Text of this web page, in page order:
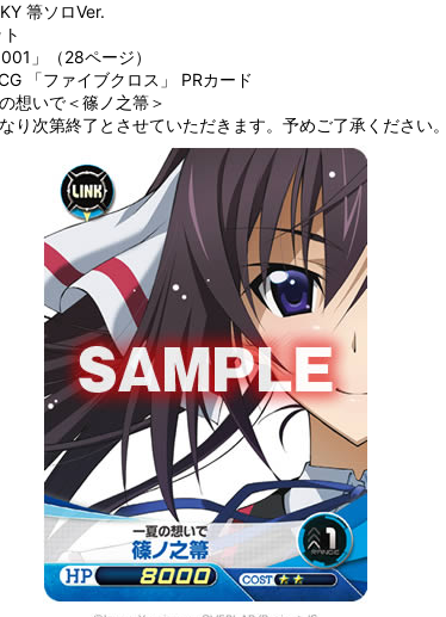
箒ソロVer.
」（28ページ）
「ファイブクロス」 PRカード
想いで＜篠ノ之箒＞
り次第終了とさせていただきます。予めご了承ください。